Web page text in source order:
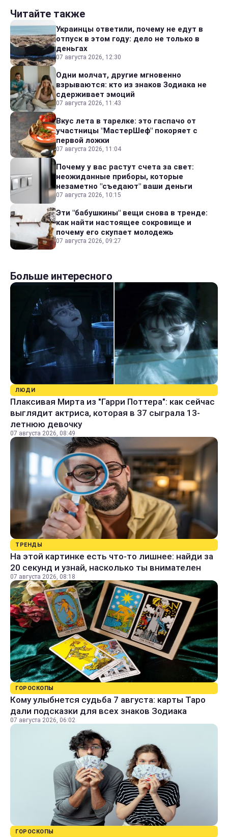
Читайте также
Украинцы ответили, почему не едут в
отпуск в этом году: дело не только в
деньгах
07 августа 2026, 12:30
Одни молчат, другие мгновенно
взрываются: кто из знаков Зодиака не
сдерживает эмоций
07 августа 2026, 11:43
Вкус лета в тарелке: это гаспачо от
участницы "МастерШеф" покоряет с
первой ложки
07 августа 2026, 11:04
Почему у вас растут счета за свет:
неожиданные приборы, которые
незаметно "съедают" ваши деньги
07 августа 2026, 10:15
Эти "бабушкины" вещи снова в тренде:
как найти настоящее сокровище и
почему его скупает молодежь
07 августа 2026, 09:27
Больше интересного
ЛЮДИ
Плаксивая Мирта из "Гарри Поттера": как сейчас
выглядит актриса, которая в 37 сыграла 13-
летнюю девочку
07 августа 2026, 08:49
ТРЕНДЫ
На этой картинке есть что-то лишнее: найди за
20 секунд и узнай, насколько ты внимателен
07 августа 2026, 08:18
ГОРОСКОПЫ
Кому улыбнется судьба 7 августа: карты Таро
дали подсказки для всех знаков Зодиака
07 августа 2026, 06:02
ГОРОСКОПЫ